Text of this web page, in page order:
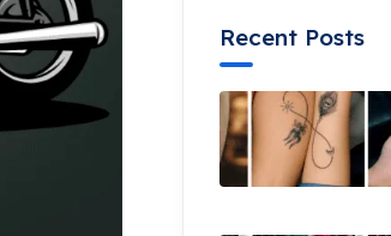
Recent Posts